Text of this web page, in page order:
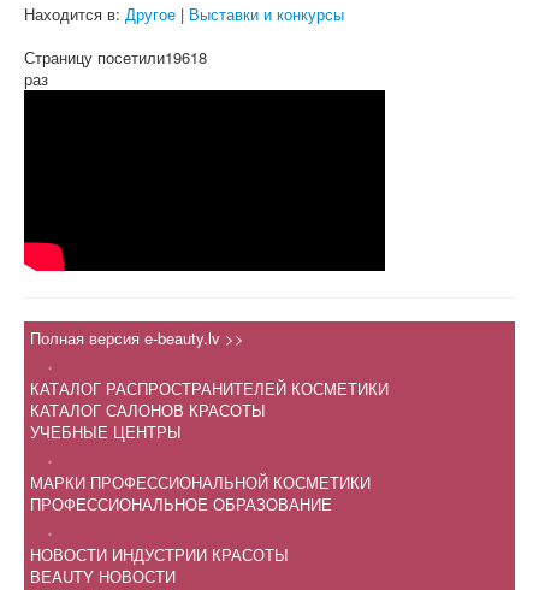
Находится в: Другое | Выставки и конкурсы
Страницу посетили19618
раз
Полная версия e-beauty.lv >>
.
КАТАЛОГ РАСПРОСТРАНИТЕЛЕЙ КОСМЕТИКИ
КАТАЛОГ САЛОНОВ КРАСОТЫ
УЧЕБНЫЕ ЦЕНТРЫ
.
МАРКИ ПРОФЕССИОНАЛЬНОЙ КОСМЕТИКИ
ПРОФЕССИОНАЛЬНОЕ ОБРАЗОВАНИЕ
.
НОВОСТИ ИНДУСТРИИ КРАСОТЫ
BEAUTY НОВОСТИ